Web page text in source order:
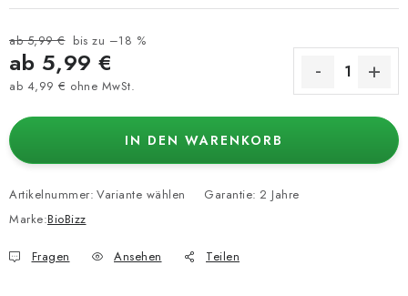
ab 5,99 € bis zu –18 %
ab 5,99 €
ab 4,99 € ohne MwSt.
IN DEN WARENKORB
Artikelnummer: Variante wählen
Marke:BioBizz
Garantie: 2 Jahre
Fragen Ansehen Teilen